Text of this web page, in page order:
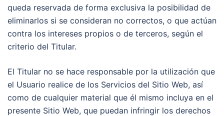
queda reservada de forma exclusiva la posibilidad de
eliminarlos si se consideran no correctos, o que actúan
contra los intereses propios o de terceros, según el
criterio del Titular.
El Titular no se hace responsable por la utilización que
el Usuario realice de los Servicios del Sitio Web, así
como de cualquier material que él mismo incluya en el
presente Sitio Web, que puedan infringir los derechos